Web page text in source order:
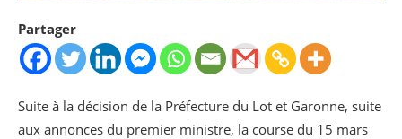
Partager
Suite à la décision de la Préfecture du Lot et Garonne, suite
aux annonces du premier ministre, la course du 15 mars